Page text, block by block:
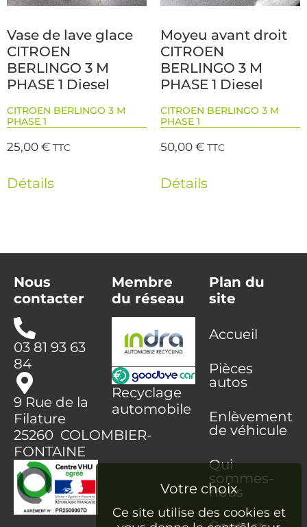
Vase de lave glace
CITROEN
BERLINGO 3 M
PHASE 1 Diesel
CITROEN BERLINGO 3 M
PHASE 1
25,00€ TTC
Détails
Moyeu avant droit
CITROEN
BERLINGO 3 M
PHASE 1 Diesel
CITROEN BERLINGO 3 M
PHASE 1
50,00€ TTC
Détails
Nous
contacter
03 81 93 63
84
9 Rue de la
Filature
25260 COLOMBIER-
FONTAINE
Membre
du réseau
Recyclage
automobile
Plan du
site
Accueil
Pièces
autos
Enlèvement
de véhicule
Qui
sommes-
nous
Ce site utilise des cookies et